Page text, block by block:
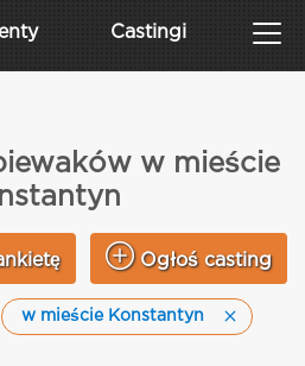
Castingi
w mieście
Ogłoś casting
w mieście Konstantyn